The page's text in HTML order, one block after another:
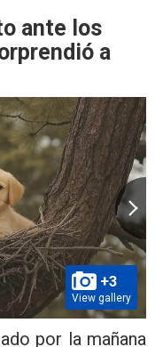
ante los
a
+3
View gallery
por la mañana